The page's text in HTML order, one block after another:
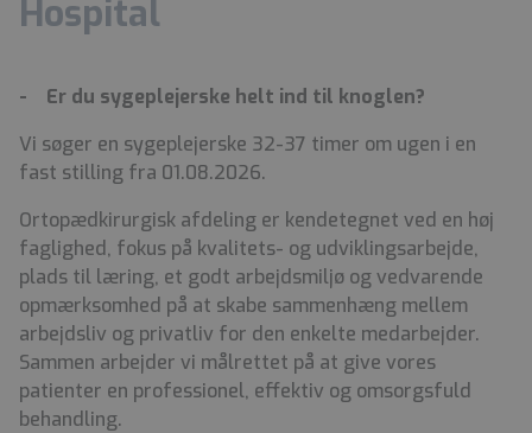
Hospital
- Er du sygeplejerske helt ind til knoglen?
Vi søger en sygeplejerske 32-37 timer om ugen i en
fast stilling fra 01.08.2026.
Ortopædkirurgisk afdeling er kendetegnet ved en høj
faglighed, fokus på kvalitets- og udviklingsarbejde,
plads til læring, et godt arbejdsmiljø og vedvarende
opmærksomhed på at skabe sammenhæng mellem
arbejdsliv og privatliv for den enkelte medarbejder.
Sammen arbejder vi målrettet på at give vores
patienter en professionel, effektiv og omsorgsfuld
behandling.